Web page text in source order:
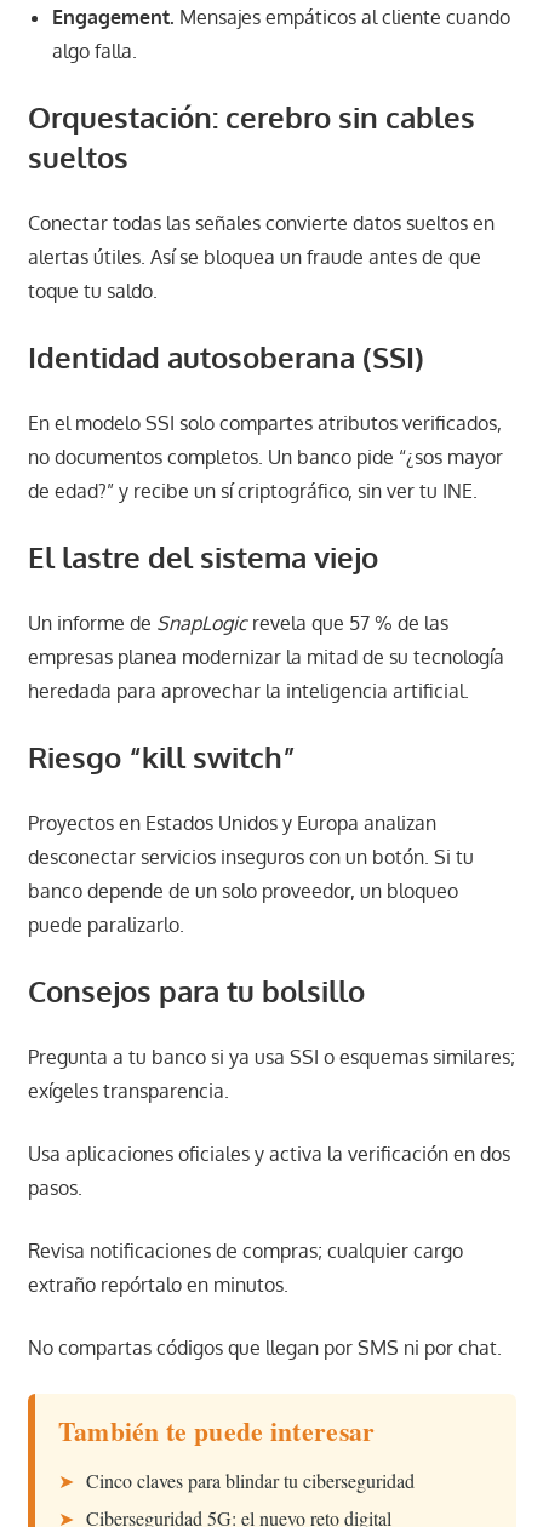
Engagement. Mensajes empáticos al cliente cuando
algo falla.
Orquestación: cerebro sin cables
sueltos
Conectar todas las señales convierte datos sueltos en
alertas útiles. Así se bloquea un fraude antes de que
toque tu saldo.
Identidad autosoberana (SSI)
En el modelo SSI solo compartes atributos verificados,
no documentos completos. Un banco pide “¿sos mayor
de edad?” y recibe un sí criptográfico, sin ver tu INE.
El lastre del sistema viejo
Un informe de SnapLogicrevela que 57 % de las
empresas planea modernizar la mitad de su tecnología
heredada para aprovechar la inteligencia artificial.
Riesgo “kill switch”
Proyectos en Estados Unidos y Europa analizan
desconectar servicios inseguros con un botón. Si tu
banco depende de un solo proveedor, un bloqueo
puede paralizarlo.
Consejos para tu bolsillo
Pregunta a tu banco si ya usa SSI o esquemas similares;
exígeles transparencia.
Usa aplicaciones oficiales y activa la verificación en dos
pasos.
Revisa notificaciones de compras; cualquier cargo
extraño repórtalo en minutos.
No compartas códigos que llegan por SMS ni por chat.
También te puede interesar
➤ Cinco claves para blindar tu ciberseguridad
➤ Ciberseguridad 5G: el nuevo reto digital